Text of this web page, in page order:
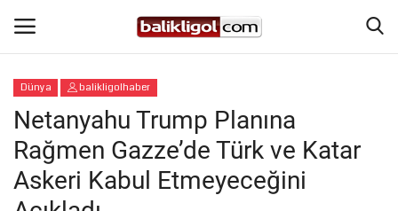
Giriş Yap
Anasayfa
Köşe Yazıları
Dünya balikligolhaber
Netanyahu Trump Planına
Rağmen Gazze’de Türk ve Katar
Askeri Kabul Etmeyeceğini